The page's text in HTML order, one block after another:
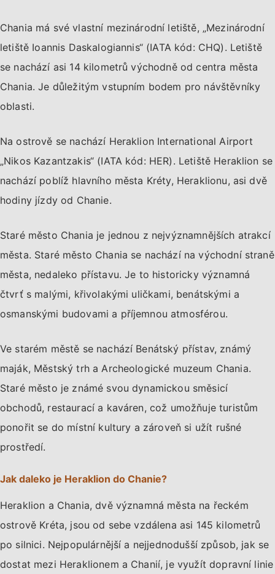
Chania má své vlastní mezinárodní letiště, „Mezinárodní
letiště Ioannis Daskalogiannis“ (IATA kód: CHQ). Letiště
se nachází asi 14 kilometrů východně od centra města
Chania. Je důležitým vstupním bodem pro návštěvníky
oblasti.
Na ostrově se nachází Heraklion International Airport
„Nikos Kazantzakis“ (IATA kód: HER). Letiště Heraklion se
nachází poblíž hlavního města Kréty, Heraklionu, asi dvě
hodiny jízdy od Chanie.
Staré město Chania je jednou z nejvýznamnějších atrakcí
města. Staré město Chania se nachází na východní straně
města, nedaleko přístavu. Je to historicky významná
čtvrť s malými, křivolakými uličkami, benátskými a
osmanskými budovami a příjemnou atmosférou.
Ve starém městě se nachází Benátský přístav, známý
maják, Městský trh a Archeologické muzeum Chania.
Staré město je známé svou dynamickou směsicí
obchodů, restaurací a kaváren, což umožňuje turistům
ponořit se do místní kultury a zároveň si užít rušné
prostředí.
Jak daleko je Heraklion do Chanie?
Heraklion a Chania, dvě významná města na řeckém
ostrově Kréta, jsou od sebe vzdálena asi 145 kilometrů
po silnici. Nejpopulárnější a nejjednodušší způsob, jak se
dostat mezi Heraklionem a Chanií, je využít dopravní linie